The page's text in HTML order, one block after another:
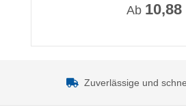
Ab 10,88
Zuverlässige und